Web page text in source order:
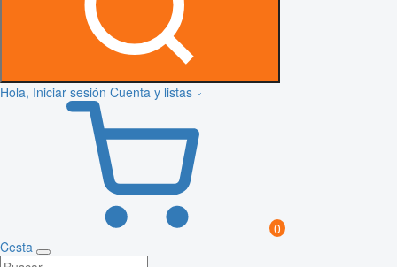
Hola, Iniciar sesión Cuenta y listas
0
Cesta